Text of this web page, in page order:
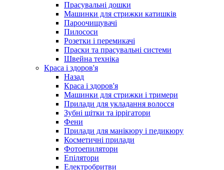
Прасувальні дошки
Машинки для стрижки катишків
Пароочищувачі
Пилососи
Розетки і перемикачі
Праски та прасувальні системи
Швейна техніка
Краса і здоров'я
Назад
Краса і здоров'я
Машинки для стрижки і тримери
Прилади для укладання волосся
Зубні щітки та іррігатори
Фени
Прилади для манікюру і педикюру
Косметичні прилади
Фотоепилятори
Епілятори
Електробритви